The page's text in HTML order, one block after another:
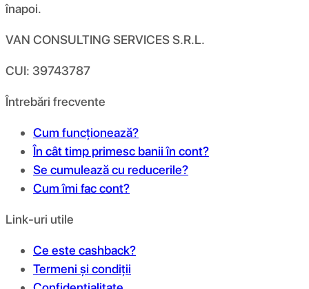
înapoi.
VAN CONSULTING SERVICES S.R.L.
CUI: 39743787
Întrebări frecvente
Cum funcționează?
În cât timp primesc banii în cont?
Se cumulează cu reducerile?
Cum îmi fac cont?
Link-uri utile
Ce este cashback?
Termeni și condiții